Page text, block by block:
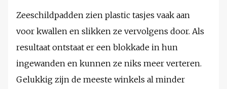
Zeeschildpadden zien plastic tasjes vaak aan
voor kwallen en slikken ze vervolgens door. Als
resultaat ontstaat er een blokkade in hun
ingewanden en kunnen ze niks meer verteren.
Gelukkig zijn de meeste winkels al minder